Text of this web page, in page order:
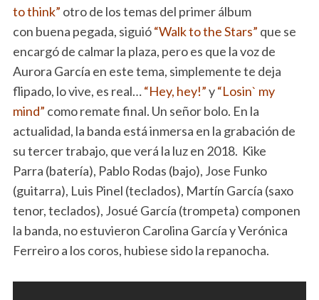
to think” otro de los temas del primer álbum
con buena pegada, siguió“Walk to the Stars” que se
encargó de calmar la plaza, pero es que la voz de
Aurora García en este tema, simplemente te deja
flipado, lo vive, es real…“Hey, hey!”y“Losin` my
mind” como remate final. Un señor bolo. En la
actualidad, la banda está inmersa en la grabación de
su tercer trabajo, que verá la luz en 2018. Kike
Parra (batería), Pablo Rodas (bajo), Jose Funko
(guitarra), Luis Pinel (teclados), Martín García (saxo
tenor, teclados), Josué García (trompeta) componen
la banda, no estuvieron Carolina García y Verónica
Ferreiro a los coros, hubiese sido la repanocha.